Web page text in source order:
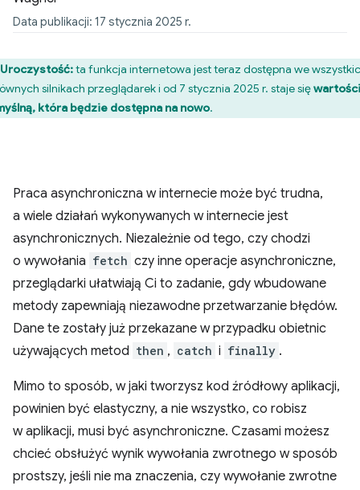
Data publikacji: 17 stycznia 2025 r.
Uroczystość:ta funkcja internetowa jest teraz dostępna we
silnikach przeglądarek i od 7 stycznia 2025 r. staje się
która będzie dostępna na nowo.
Praca asynchroniczna w internecie może być trudna,
a wiele działań wykonywanych w internecie jest
asynchronicznych. Niezależnie od tego, czy chodzi
o wywołania fetch czy inne operacje asynchroniczne,
przeglądarki ułatwiają Ci to zadanie, gdy wbudowane
metody zapewniają niezawodne przetwarzanie błędów.
Dane te zostały już przekazane w przypadku obietnic
używających metod then , catch i finally .
Mimo to sposób, w jaki tworzysz kod źródłowy aplikacji,
powinien być elastyczny, a nie wszystko, co robisz
w aplikacji, musi być asynchroniczne. Czasami możesz
chcieć obsłużyć wynik wywołania zwrotnego w sposób
prostszy, jeśli nie ma znaczenia, czy wywołanie zwrotne